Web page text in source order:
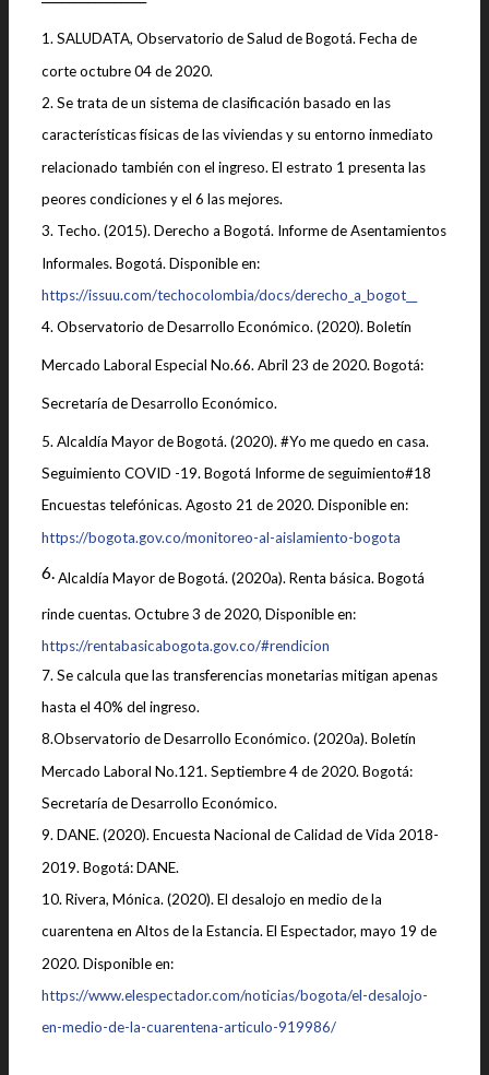
1. SALUDATA, Observatorio de Salud de Bogotá. Fecha de
corte octubre 04 de 2020.
2. Se trata de un sistema de clasificación basado en las
características físicas de las viviendas y su entorno inmediato
relacionado también con el ingreso. El estrato 1 presenta las
peores condiciones y el 6 las mejores.
3. Techo. (2015). Derecho a Bogotá. Informe de Asentamientos
Informales. Bogotá. Disponible en:
https://issuu.com/techocolombia/docs/derecho_a_bogot__
4. Observatorio de Desarrollo Económico. (2020). Boletín
Mercado Laboral Especial No.66. Abril 23 de 2020. Bogotá:
Secretaría de Desarrollo Económico.
5. Alcaldía Mayor de Bogotá. (2020). #Yo me quedo en casa.
Seguimiento COVID -19. Bogotá Informe de seguimiento#18
Encuestas telefónicas. Agosto 21 de 2020. Disponible en:
https://bogota.gov.co/monitoreo-al-aislamiento-bogota
6.Alcaldía Mayor de Bogotá. (2020a). Renta básica. Bogotá
rinde cuentas. Octubre 3 de 2020, Disponible en:
https://rentabasicabogota.gov.co/#rendicion
7. Se calcula que las transferencias monetarias mitigan apenas
hasta el 40% del ingreso.
8.Observatorio de Desarrollo Económico. (2020a). Boletín
Mercado Laboral No.121. Septiembre 4 de 2020. Bogotá:
Secretaría de Desarrollo Económico.
9. DANE. (2020). Encuesta Nacional de Calidad de Vida 2018-
2019. Bogotá: DANE.
10. Rivera, Mónica. (2020). El desalojo en medio de la
cuarentena en Altos de la Estancia. El Espectador, mayo 19 de
2020. Disponible en:
https://www.elespectador.com/noticias/bogota/el-desalojo-
en-medio-de-la-cuarentena-articulo-919986/